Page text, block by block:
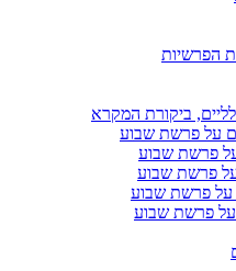
הפרשיות
ביקורת המקרא
על פרשת שבוע
פרשת שבוע
פרשת שבוע
על פרשת שבוע
פרשת שבוע